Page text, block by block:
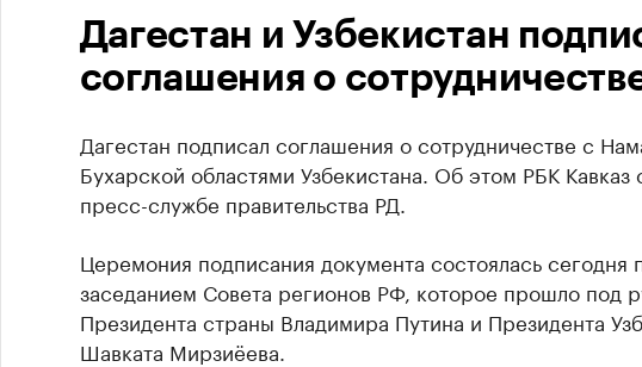
Дагестан и Узбекистан
соглашения о
Дагестан подписал соглашения о сотрудничестве с
Бухарской областями Узбекистана. Об этом РБК
пресс-службе правительства РД.
Церемония подписания документа состоялась сегодня
заседанием Совета регионов РФ, которое прошло под
Президента страны Владимира Путина и Президента
Шавката Мирзиёева.